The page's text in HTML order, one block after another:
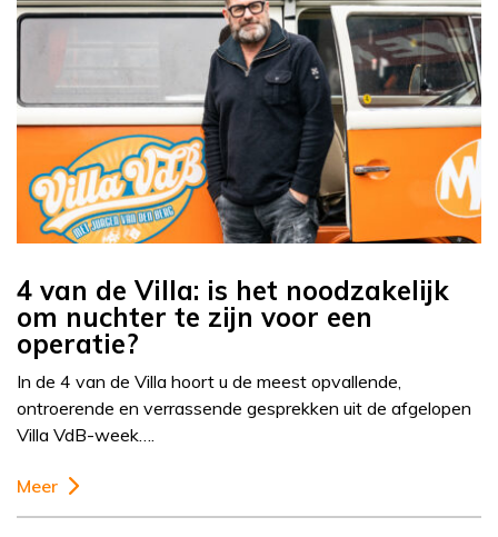
4 van de Villa: is het noodzakelijk
om nuchter te zijn voor een
operatie?
In de 4 van de Villa hoort u de meest opvallende,
ontroerende en verrassende gesprekken uit de afgelopen
Villa VdB-week….
Meer